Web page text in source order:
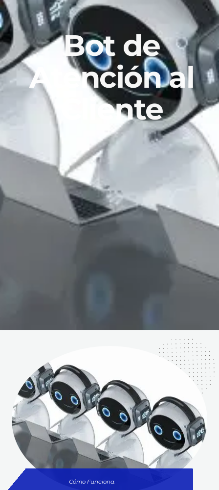
Bot de
Atención al
Cliente
Cómo Funciona